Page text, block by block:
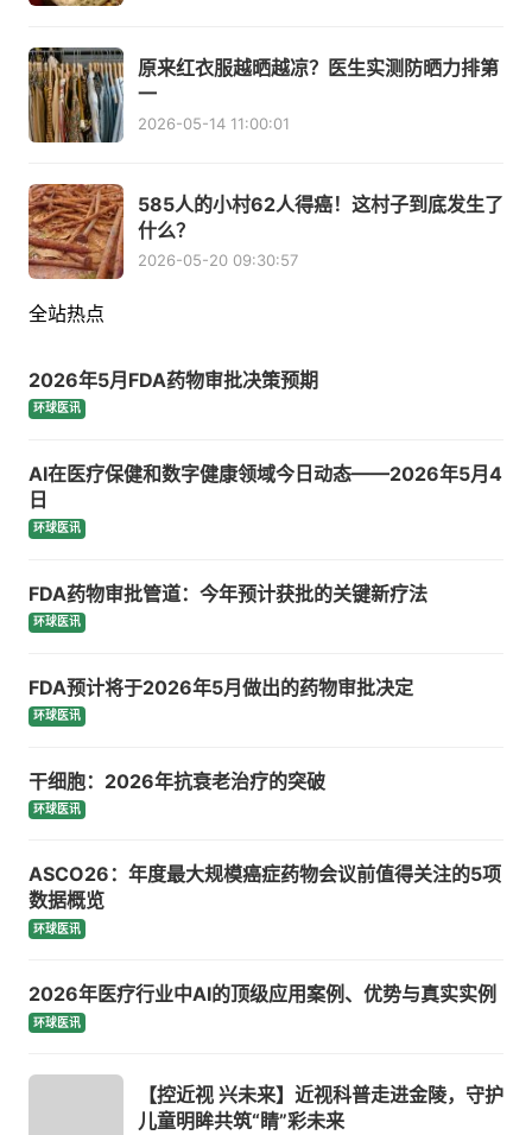
原来红衣服越晒越凉？医生实测防晒力排第
一
2026-05-14 11:00:01
585人的小村62人得癌！这村子到底发生了
什么？
2026-05-20 09:30:57
全站热点
2026年5月FDA药物审批决策预期
环球医讯
AI在医疗保健和数字健康领域今日动态——2026年5月4
日
环球医讯
FDA药物审批管道：今年预计获批的关键新疗法
环球医讯
FDA预计将于2026年5月做出的药物审批决定
环球医讯
干细胞：2026年抗衰老治疗的突破
环球医讯
ASCO26：年度最大规模癌症药物会议前值得关注的5项
数据概览
环球医讯
2026年医疗行业中AI的顶级应用案例、优势与真实实例
环球医讯
【控近视 兴未来】近视科普走进金陵，守护
儿童明眸共筑“睛”彩未来